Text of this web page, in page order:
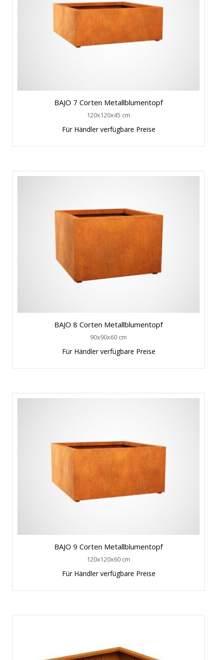
BAJO 7 Corten Metallblumentopf
120x120x45 cm
Für Händler verfügbare Preise
BAJO 8 Corten Metallblumentopf
90x90x60 cm
Für Händler verfügbare Preise
BAJO 9 Corten Metallblumentopf
120x120x60 cm
Für Händler verfügbare Preise